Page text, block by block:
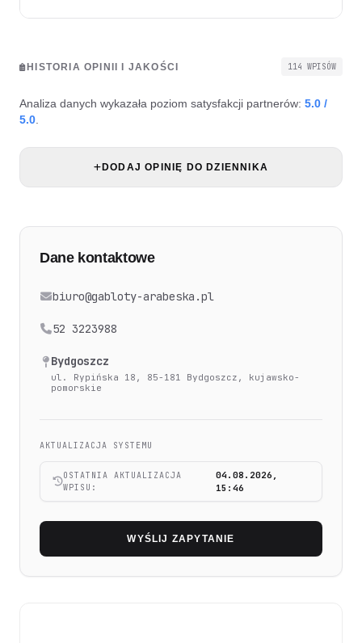
HISTORIA OPINII I JAKOŚCI 114 WPISÓW
Analiza danych wykazała poziom satysfakcji partnerów: 5.0 /
5.0
DODAJ OPINIĘ DO DZIENNIKA
Dane kontaktowe
biuro@gabloty-arabeska.pl
52 3223988
Bydgoszcz
ul. Rypińska 18, 85-181 Bydgoszcz, kujawsko-
pomorskie
AKTUALIZACJA SYSTEMU
OSTATNIA AKTUALIZACJA
WPISU:
04.08.2026,
15:46
WYŚLIJ ZAPYTANIE